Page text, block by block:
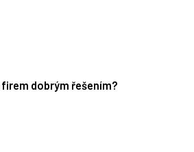
dobrým řešením?